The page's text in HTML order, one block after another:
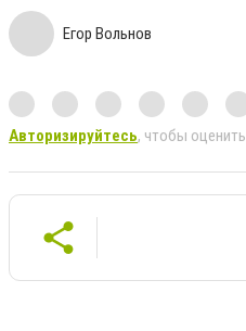
Егор Вольнов
Авторизируйтесь, чтобы оценить